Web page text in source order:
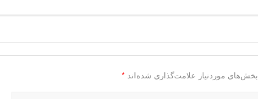
بخش‌های موردنیاز علامت‌گذاری شده‌اند *